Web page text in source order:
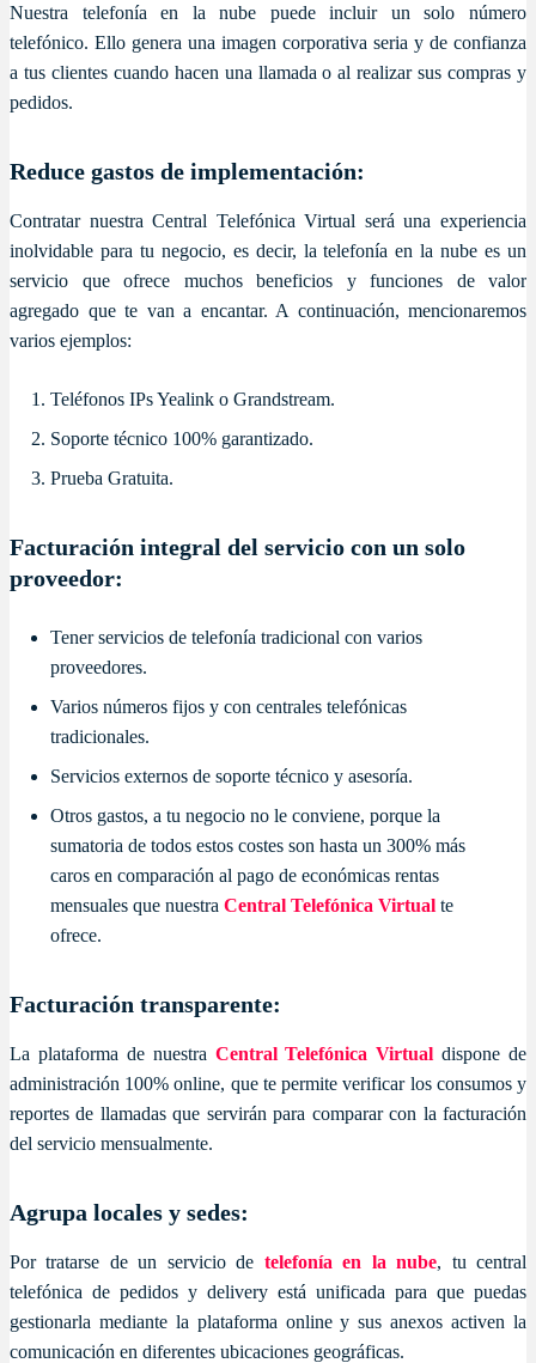
Nuestra telefonía en la nube puede incluir un solo número
telefónico. Ello genera una imagen corporativa seria y de confianza
a tus clientes cuando hacen una llamada o al realizar sus compras y
pedidos.
Reduce gastos de implementación:
Contratar nuestra Central Telefónica Virtual será una experiencia
inolvidable para tu negocio, es decir, la telefonía en la nube es un
servicio que ofrece muchos beneficios y funciones de valor
agregado que te van a encantar. A continuación, mencionaremos
varios ejemplos:
Teléfonos IPs Yealink o Grandstream.
Soporte técnico 100% garantizado.
Prueba Gratuita.
Facturación integral del servicio con un solo
proveedor:
Tener servicios de telefonía tradicional con varios
proveedores.
Varios números fijos y con centrales telefónicas
tradicionales.
Servicios externos de soporte técnico y asesoría.
Otros gastos, a tu negocio no le conviene, porque la
sumatoria de todos estos costes son hasta un 300% más
caros en comparación al pago de económicas rentas
mensuales que nuestra Central Telefónica Virtual te
ofrece.
Facturación transparente:
La plataforma de nuestra Central Telefónica Virtual dispone de
administración 100% online, que te permite verificar los consumos y
reportes de llamadas que servirán para comparar con la facturación
del servicio mensualmente.
Agrupa locales y sedes:
Por tratarse de un servicio de telefonía en la nube, tu central
telefónica de pedidos y delivery está unificada para que puedas
gestionarla mediante la plataforma online y sus anexos activen la
comunicación en diferentes ubicaciones geográficas.